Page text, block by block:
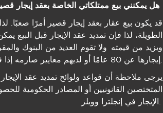
قد یكون بیع عقار بعقد إیجار قصیر أمرًا صعبًا.
الطويلة، لذا فإن تمدید عقد الإیجار قبل
ویزید من قیمته ولا تقوم العدید من البنوك
یرجى ملاحظة أن قواعد ولوائح تمدید عقد
المتختصين القانونیین أو المصادر الحكومیة